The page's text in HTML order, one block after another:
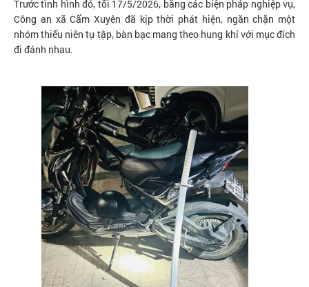
Trước tình hình đó, tối 17/5/2026, bằng các biện pháp nghiệp vụ,
Công an xã Cẩm Xuyên đã kịp thời phát hiện, ngăn chặn một
nhóm thiếu niên tụ tập, bàn bạc mang theo hung khí với mục đích
đi đánh nhau.